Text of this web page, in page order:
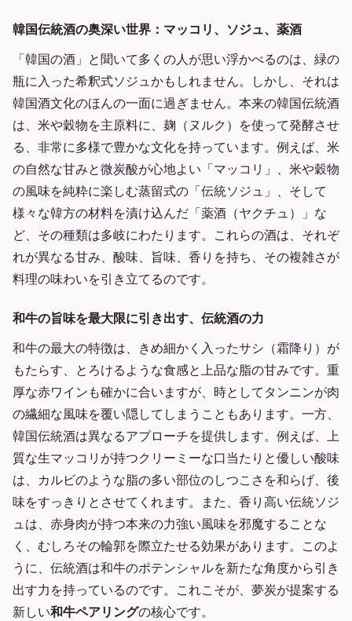
韓国伝統酒の奥深い世界：マッコリ、ソジュ、薬酒
「韓国の酒」と聞いて多くの人が思い浮かべるのは、緑の
瓶に入った希釈式ソジュかもしれません。しかし、それは
韓国酒文化のほんの一面に過ぎません。本来の韓国伝統酒
は、米や穀物を主原料に、麹（ヌルク）を使って発酵させ
る、非常に多様で豊かな文化を持っています。例えば、米
の自然な甘みと微炭酸が心地よい「マッコリ」、米や穀物
の風味を純粋に楽しむ蒸留式の「伝統ソジュ」、そして
様々な韓方の材料を漬け込んだ「薬酒（ヤクチュ）」な
ど、その種類は多岐にわたります。これらの酒は、それぞ
れが異なる甘み、酸味、旨味、香りを持ち、その複雑さが
料理の味わいを引き立てるのです。
和牛の旨味を最大限に引き出す、伝統酒の力
和牛の最大の特徴は、きめ細かく入ったサシ（霜降り）が
もたらす、とろけるような食感と上品な脂の甘みです。重
厚な赤ワインも確かに合いますが、時としてタンニンが肉
の繊細な風味を覆い隠してしまうこともあります。一方、
韓国伝統酒は異なるアプローチを提供します。例えば、上
質な生マッコリが持つクリーミーな口当たりと優しい酸味
は、カルビのような脂の多い部位のしつこさを和らげ、後
味をすっきりとさせてくれます。また、香り高い伝統ソジ
ュは、赤身肉が持つ本来の力強い風味を邪魔することな
く、むしろその輪郭を際立たせる効果があります。このよ
うに、伝統酒は和牛のポテンシャルを新たな角度から引き
出す力を持っているのです。これこそが、夢炭が提案する
新しい和牛ペアリングの核心です。